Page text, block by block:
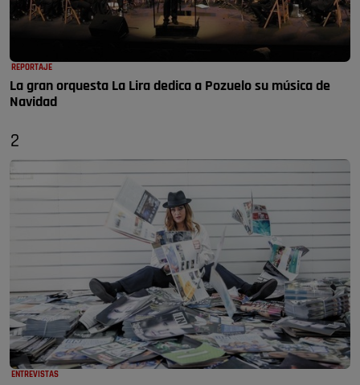
REPORTAJE
La gran orquesta La Lira dedica a Pozuelo su música de
Navidad
2
ENTREVISTAS